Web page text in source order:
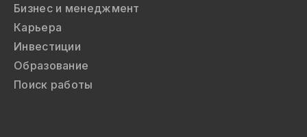
Бизнес и менеджмент
Карьера
Инвестиции
Образование
Поиск работы